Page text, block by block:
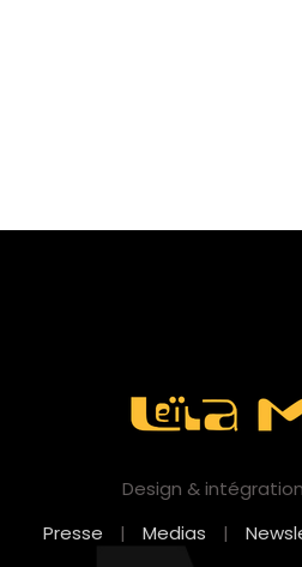
Design &
Presse
| Medias |